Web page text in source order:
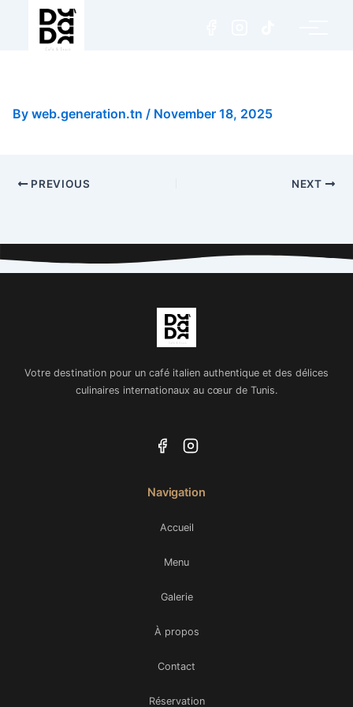
By web.generation.tn / November 18, 2025
PREVIOUS NEXT
Votre destination pour un café italien authentique et des délices
culinaires internationaux au cœur de Tunis.
Navigation
Accueil
Menu
Galerie
À propos
Contact
Réservation